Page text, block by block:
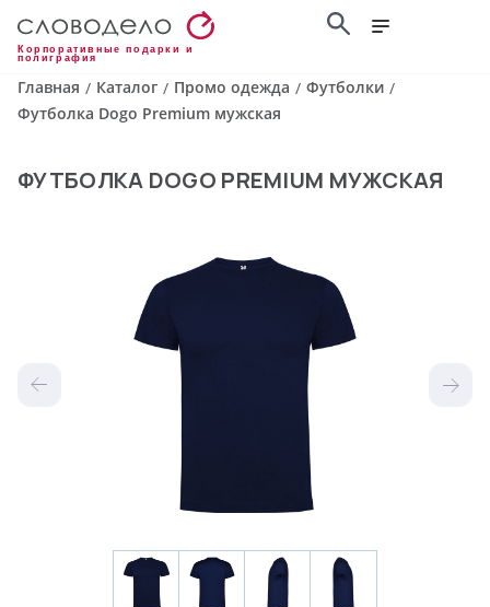
Корпоративные подарки и
полиграфия
Главная / Каталог / Промо одежда / Футболки /
Футболка Dogo Premium мужская
ФУТБОЛКА DOGO PREMIUM МУЖСКАЯ